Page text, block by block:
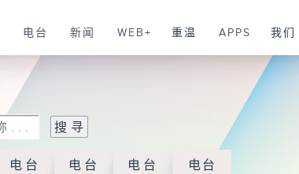
电台 新闻 WEB+ 重温 APPS 我们
电台 电台 电台 电台